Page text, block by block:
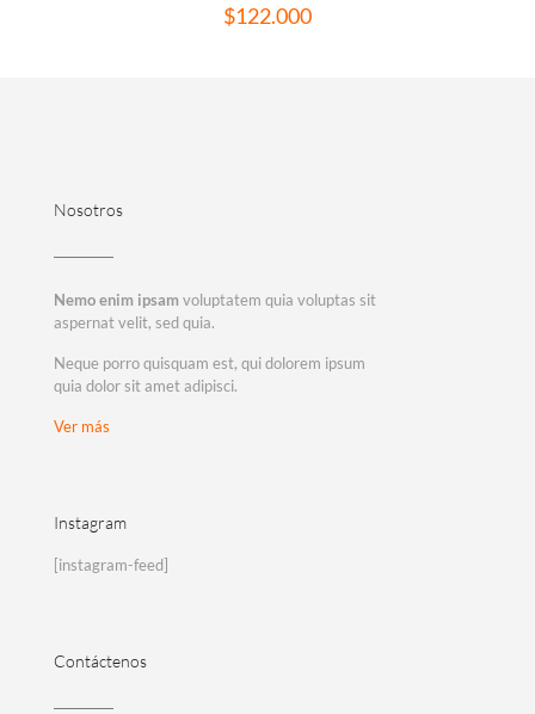
$122.000
Nosotros
Nemo enim ipsam voluptatem quia voluptas sit
aspernat velit, sed quia.
Neque porro quisquam est, qui dolorem ipsum
quia dolor sit amet adipisci.
Ver más
Instagram
[instagram-feed]
Contáctenos